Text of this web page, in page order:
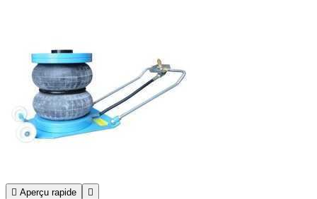
 Aperçu rapide 